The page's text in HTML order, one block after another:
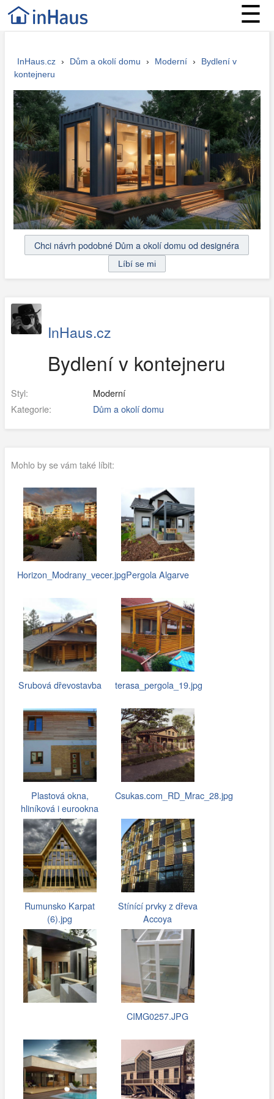
☰
InHaus.cz › Dům a okolí domu › Moderní ›
Bydlení v
kontejneru
Chci návrh podobné Dům a okolí domu od designéra
InHaus.cz
Bydlení v kontejneru
Styl:
Moderní
Kategorie:
Dům a okolí domu
Mohlo by se vám také líbit:
Horizon_Modrany_vecer.jpgPergola Algarve
Srubová dřevostavba terasa_pergola_19.jpg
Plastová okna,
hliníková i eurookna
pro rodinné…
Csukas.com_RD_Mrac_28.jpg
Rumunsko Karpat
(6).jpg
Stínící prvky z dřeva
Accoya
CIMG0257.JPG